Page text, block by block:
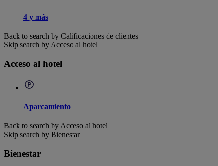
4 y más
Back to search by Calificaciones de clientes
Skip search by Acceso al hotel
Acceso al hotel
Aparcamiento
Back to search by Acceso al hotel
Skip search by Bienestar
Bienestar